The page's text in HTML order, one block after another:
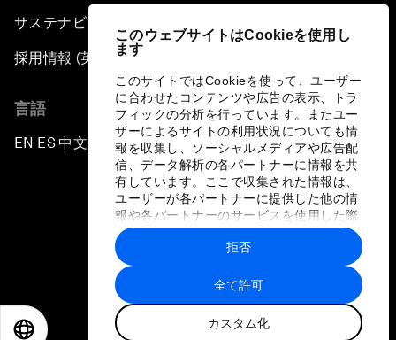
このウェブサイトはCookieを使用し
ます
このサイトではCookieを使って、ユーザー
に合わせたコンテンツや広告の表示、トラ
フィックの分析を行っています。またユー
ザーによるサイトの利用状況についても情
報を収集し、ソーシャルメディアや広告配
信、データ解析の各パートナーに情報を共
有しています。ここで収集された情報は、
ユーザーが各パートナーに提供した他の情
報や各パートナーのサービスを使用した際
に収集された情報と組み合わされ、各パー
トナーによって使用されることがありま
す。
全て許可
カスタム化
拒否
サステナビリティへの取り組み
採用情報 (英語のみ)
言語
EN ▪ES▪中文▪ 日本語
プライバシーポリシーと利用規約
サイトマップ
©
世界経済フォーラム